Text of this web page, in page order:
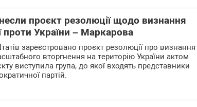
проєкт резолюції щодо визнання
проти України – Маркарова
зареєстровано проєкт резолюції про визнання
вторгнення на територію України актом
виступила група, до якої входять представники
партій.